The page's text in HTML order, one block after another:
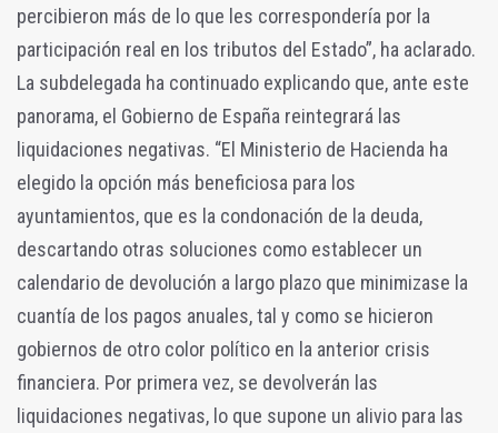
percibieron más de lo que les correspondería por la
participación real en los tributos del Estado”, ha aclarado.
La subdelegada ha continuado explicando que, ante este
panorama, el Gobierno de España reintegrará las
liquidaciones negativas. “El Ministerio de Hacienda ha
elegido la opción más beneficiosa para los
ayuntamientos, que es la condonación de la deuda,
descartando otras soluciones como establecer un
calendario de devolución a largo plazo que minimizase la
cuantía de los pagos anuales, tal y como se hicieron
gobiernos de otro color político en la anterior crisis
financiera. Por primera vez, se devolverán las
liquidaciones negativas, lo que supone un alivio para las